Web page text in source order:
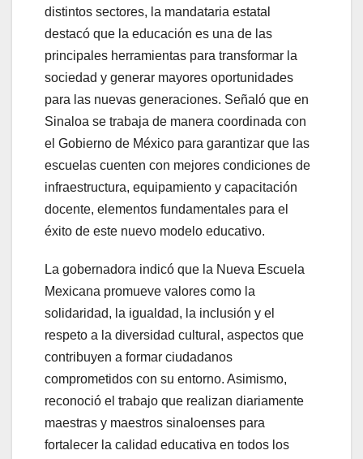
distintos sectores, la mandataria estatal
destacó que la educación es una de las
principales herramientas para transformar la
sociedad y generar mayores oportunidades
para las nuevas generaciones. Señaló que en
Sinaloa se trabaja de manera coordinada con
el Gobierno de México para garantizar que las
escuelas cuenten con mejores condiciones de
infraestructura, equipamiento y capacitación
docente, elementos fundamentales para el
éxito de este nuevo modelo educativo.
La gobernadora indicó que la Nueva Escuela
Mexicana promueve valores como la
solidaridad, la igualdad, la inclusión y el
respeto a la diversidad cultural, aspectos que
contribuyen a formar ciudadanos
comprometidos con su entorno. Asimismo,
reconoció el trabajo que realizan diariamente
maestras y maestros sinaloenses para
fortalecer la calidad educativa en todos los